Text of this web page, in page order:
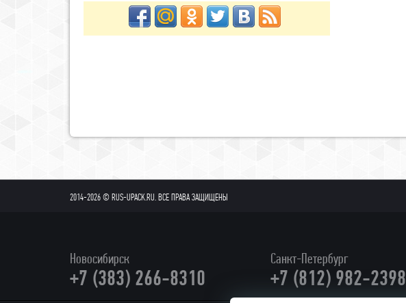
2014-2026 © RUS-UPACK.RU. ВСЕ ПРАВА ЗАЩИЩЕНЫ
Новосибирск
+7 (383) 266-8310
Санкт-Петербург
+7 (812) 982-2398